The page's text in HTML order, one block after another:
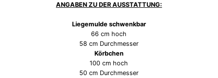
ANGABEN ZU DER AUSSTATTUNG:
Liegemulde schwenkbar
66 cm hoch
58 cm Durchmesser
Körbchen
100 cm hoch
50 cm Durchmesser